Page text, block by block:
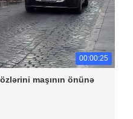
00:00:25
maşının önünə